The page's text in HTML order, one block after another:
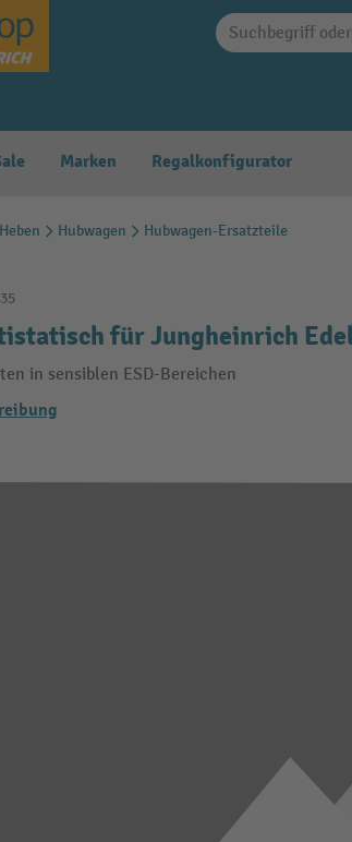
springen
Marken Regalkonfigurator
Hubwagen Hubwagen-Ersatzteile
für Jungheinrich
in sensiblen ESD-Bereichen